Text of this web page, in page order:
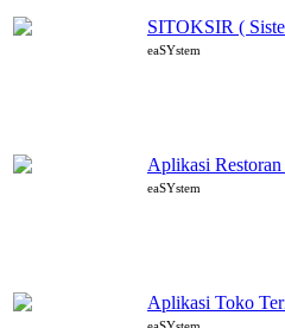
SITOKSIR (
eaSYstem
Aplikasi
eaSYstem
Aplikasi Toko